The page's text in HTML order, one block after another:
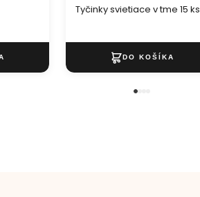
Tyčinky svietiace v tme 15 ks